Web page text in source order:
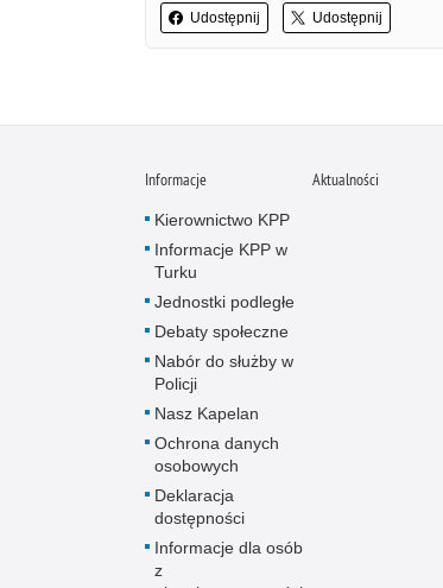
Udostępnij Udostępnij
Informacje
Kierownictwo KPP
Informacje KPP w
Turku
Jednostki podległe
Debaty społeczne
Nabór do służby w
Policji
Nasz Kapelan
Ochrona danych
osobowych
Deklaracja
dostępności
Informacje dla osób
z
Aktualności